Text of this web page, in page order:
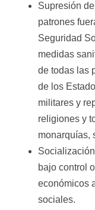
Supresión
patrones
Seguridad
medidas
de todas las
de los
militares y
religiones y
monarquías,
bajo control
económicos
sociales.